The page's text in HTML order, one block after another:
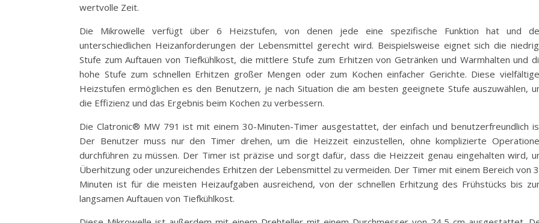
wertvolle Zeit.
Die Mikrowelle verfügt über 6 Heizstufen, von denen jede eine spezifische Funktion hat und
unterschiedlichen Heizanforderungen der Lebensmittel gerecht wird. Beispielsweise eignet sich die
Stufe zum Auftauen von Tiefkühlkost, die mittlere Stufe zum Erhitzen von Getränken und Warmhalten und
hohe Stufe zum schnellen Erhitzen großer Mengen oder zum Kochen einfacher Gerichte. Diese
Heizstufen ermöglichen es den Benutzern, je nach Situation die am besten geeignete Stufe auszuwählen,
die Effizienz und das Ergebnis beim Kochen zu verbessern.
Die Clatronic® MW 791 ist mit einem 30-Minuten-Timer ausgestattet, der einfach und benutzerfreundlich
Der Benutzer muss nur den Timer drehen, um die Heizzeit einzustellen, ohne komplizierte
durchführen zu müssen. Der Timer ist präzise und sorgt dafür, dass die Heizzeit genau eingehalten wird,
Überhitzung oder unzureichendes Erhitzen der Lebensmittel zu vermeiden. Der Timer mit einem Bereich von
Minuten ist für die meisten Heizaufgaben ausreichend, von der schnellen Erhitzung des Frühstücks bis
langsamen Auftauen von Tiefkühlkost.